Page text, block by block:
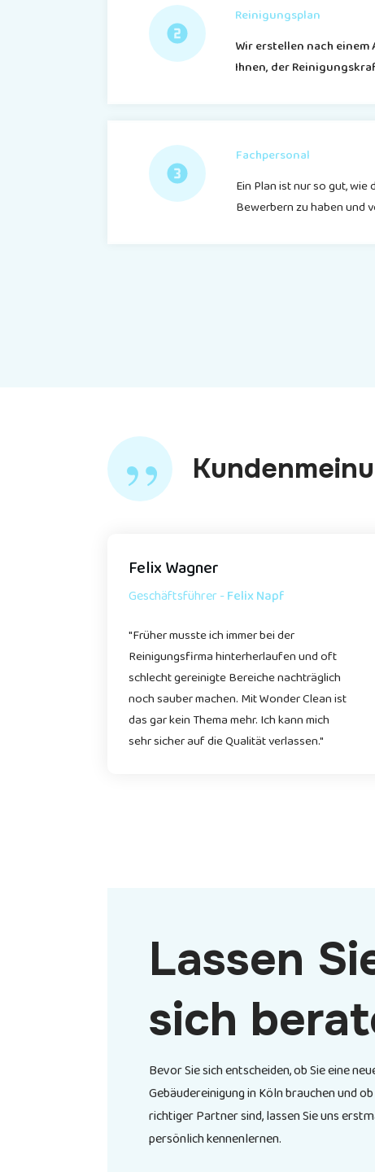
Reinigungsplan
Wir erstellen nach
Ihnen, der
Fachpersonal
Ein Plan ist nur so gut,
Bewerbern zu haben und
”
Felix Wagner
Geschäftsführer -Felix Napf
"Früher musste ich immer bei der
Reinigungsfirma hinterherlaufen und oft
schlecht gereinigte Bereiche nachträglich
noch sauber machen. MitWonder Cleanist
das gar kein Thema mehr. Ich kann mich
sehr sicher auf die Qualität verlassen."
Lassen
sich
Bevor Sie sich entscheiden, ob Sie eine
Gebäudereinigung inKölnbrauchen und
richtiger Partner sind, lassen Sie uns
persönlich kennenlernen.